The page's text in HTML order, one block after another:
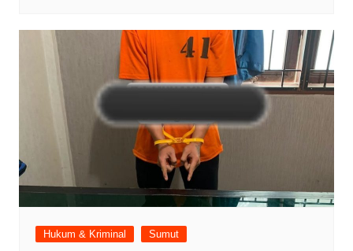
Hukum & Kriminal Sumut